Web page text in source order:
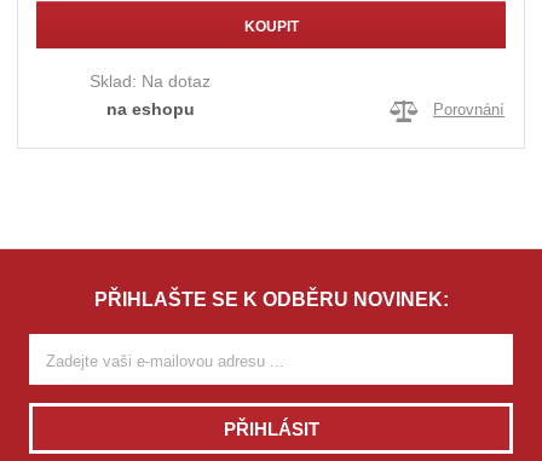
KOUPIT
Sklad: Na dotaz
na eshopu
Porovnání
PŘIHLAŠTE SE K ODBĚRU NOVINEK:
PŘIHLÁSIT